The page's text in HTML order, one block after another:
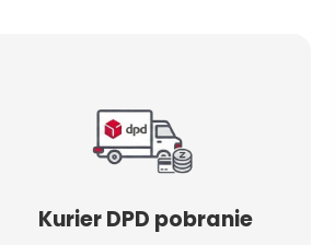
Kurier DPD pobranie